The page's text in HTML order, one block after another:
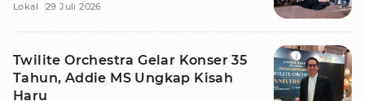
Lokal 29 Juli 2026
Twilite Orchestra Gelar Konser 35
Tahun, Addie MS Ungkap Kisah
Haru